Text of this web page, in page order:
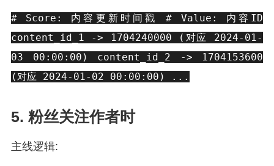
# Score: 内容更新时间戳 # Value: 内容ID
content_id_1 -> 1704240000 (对应 2024-01-
03 00:00:00) content_id_2 -> 1704153600
(对应 2024-01-02 00:00:00) ...
5. 粉丝关注作者时
主线逻辑: